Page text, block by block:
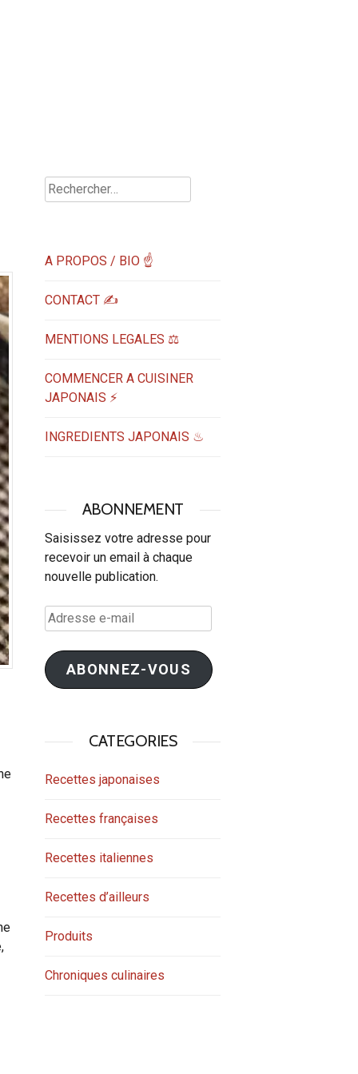
Rechercher :
A PROPOS / BIO ☝
CONTACT ✍️
MENTIONS LEGALES ⚖️
COMMENCER A CUISINER
JAPONAIS ⚡
INGREDIENTS JAPONAIS ♨
ABONNEMENT
Saisissez votre adresse pour
recevoir un email à chaque
nouvelle publication.
Adresse
e-
mail
ABONNEZ-VOUS
CATEGORIES
Recettes japonaises
Recettes françaises
Recettes italiennes
Recettes d’ailleurs
Produits
Chroniques culinaires